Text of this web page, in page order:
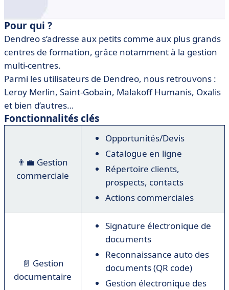
Pour qui ?
Dendreo s’adresse aux petits comme aux plus grands
centres de formation, grâce notamment à la gestion
multi-centres.
Parmi les utilisateurs de Dendreo, nous retrouvons :
Leroy Merlin, Saint-Gobain, Malakoff Humanis, Oxalis
et bien d’autres…
Fonctionnalités clés
👨‍💼 Gestion
commerciale
Opportunités/Devis
Catalogue en ligne
Répertoire clients,
prospects, contacts
Actions commerciales
📄 Gestion
documentaire
Signature électronique de
documents
Reconnaissance auto des
documents (QR code)
Gestion électronique des